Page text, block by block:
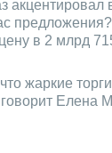
акцентировал
в 2 млрд
жаркие
Елена